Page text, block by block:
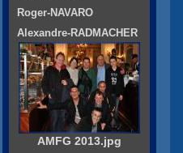
Roger-NAVARO
Alexandre-RADMACHER
AMFG 2013.jpg